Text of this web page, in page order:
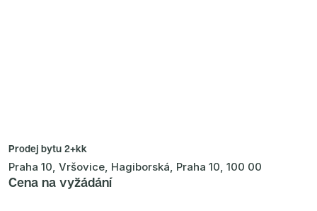
Prodej bytu 2+kk
Praha 10, Vršovice, Hagiborská, Praha 10, 100 00
Cena na vyžádání